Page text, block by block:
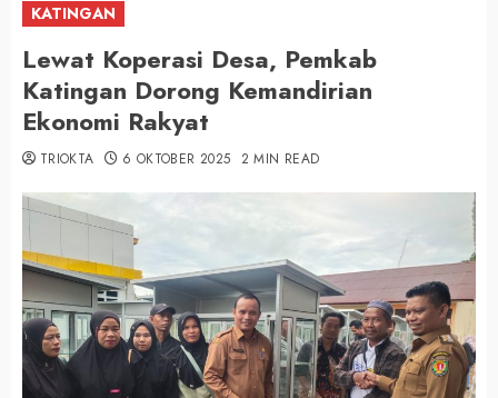
KATINGAN
Lewat Koperasi Desa, Pemkab
Katingan Dorong Kemandirian
Ekonomi Rakyat
TRIOKTA 6 OKTOBER 2025 2 MIN READ